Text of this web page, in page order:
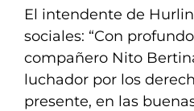
El intendente de
sociales: “Con
compañero Nito
luchador por los
presente, en las